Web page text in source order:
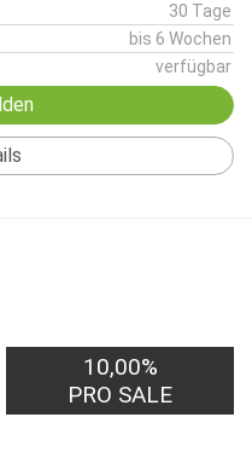
30 Tage
bis 6 Wochen
verfügbar
10,00%
PRO SALE